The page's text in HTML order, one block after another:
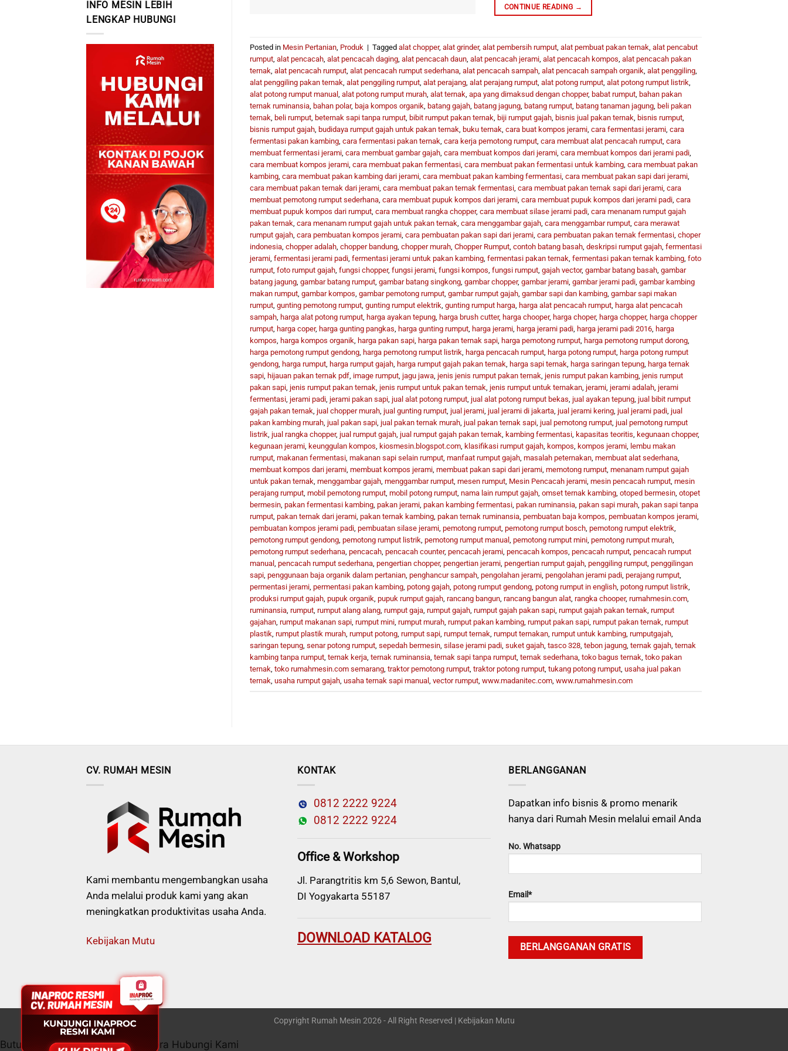
INFO MESIN LEBIH
LENGKAP HUBUNGI
CONTINUE READING →
Posted in Mesin Pertanian, Produk | Tagged alat chopper, alat grinder, alat pembersih rumput, alat pembuat pakan ternak alat pencabut
rumput, alat pencacah, alat pencacah daging, alat pencacah daun, alat pencacah jerami, alat pencacah kompos alat pencacah pakan
ternak alat pencacah rumput, alat pencacah rumput sederhana, alat pencacah sampah, alat pencacah sampah organik alat penggiling,
alat penggiling pakan ternak alat penggiling rumput, alat perajang, alat perajang rumput, alat potong rumput, alat potong rumput listrik
alat potong rumput manual, alat potong rumput murah, alat ternak apa yang dimaksud dengan chopper, babat rumput, bahan pakan
ternak ruminansia, bahan polar, baja kompos organik batang gajah, batang jagung, batang rumput, batang tanaman jagung, beli pakan
ternak beli rumput, beternak sapi tanpa rumput, bibit rumput pakan ternak biji rumput gajah, bisnis jual pakan ternak bisnis rumput,
bisnis rumput gajah, budidaya rumput gajah untuk pakan ternak buku ternak cara buat kompos jerami, cara fermentasi jerami, cara
fermentasi pakan kambing, cara fermentasi pakan ternak cara kerja pemotong rumput, cara membuat alat pencacah rumput, cara
membuat fermentasi jerami, cara membuat gambar gajah, cara membuat kompos dari jerami, cara membuat kompos dari jerami padi,
cara membuat kompos jerami, cara membuat pakan fermentasi, cara membuat pakan fermentasi untuk kambing, cara membuat pakan
kambing, cara membuat pakan kambing dari jerami, cara membuat pakan kambing fermentasi, cara membuat pakan sapi dari jerami,
cara membuat pakan ternak dari jerami, cara membuat pakan ternak fermentasi, cara membuat pakan ternak sapi dari jerami, cara
membuat pemotong rumput sederhana, cara membuat pupuk kompos dari jerami, cara membuat pupuk kompos dari jerami padi, cara
membuat pupuk kompos dari rumput, cara membuat rangka chopper, cara membuat silase jerami padi, cara menanam rumput gajah
pakan ternak cara menanam rumput gajah untuk pakan ternak cara menggambar gajah, cara menggambar rumput, cara merawat
rumput gajah, cara pembuatan kompos jerami, cara pembuatan pakan sapi dari jerami, cara pembuatan pakan ternak fermentasi, choper
indonesia, chopper adalah, chopper bandung, chopper murah, Chopper Rumput, contoh batang basah, deskripsi rumput gajah, fermentasi
jerami, fermentasi jerami padi, fermentasi jerami untuk pakan kambing, fermentasi pakan ternak fermentasi pakan ternak kambing, foto
rumput, foto rumput gajah, fungsi chopper, fungsi jerami, fungsi kompos fungsi rumput, gajah vector, gambar batang basah, gambar
batang jagung, gambar batang rumput, gambar batang singkong, gambar chopper, gambar jerami, gambar jerami padi, gambar kambing
makan rumput, gambar kompos gambar pemotong rumput, gambar rumput gajah, gambar sapi dan kambing, gambar sapi makan
rumput, gunting pemotong rumput, gunting rumput elektrik gunting rumput harga, harga alat pencacah rumput, harga alat pencacah
sampah, harga alat potong rumput, harga ayakan tepung, harga brush cutter, harga chooper, harga choper, harga chopper, harga chopper
rumput, harga coper, harga gunting pangkas harga gunting rumput, harga jerami, harga jerami padi, harga jerami padi 2016, harga
kompos harga kompos organik harga pakan sapi, harga pakan ternak sapi, harga pemotong rumput, harga pemotong rumput dorong,
harga pemotong rumput gendong, harga pemotong rumput listrik harga pencacah rumput, harga potong rumput, harga potong rumput
gendong, harga rumput, harga rumput gajah, harga rumput gajah pakan ternak harga sapi ternak harga saringan tepung, harga ternak
sapi, hijauan pakan ternak pdf, image rumput, jagu jawa, jenis jenis rumput pakan ternak jenis rumput pakan kambing, jenis rumput
pakan sapi, jenis rumput pakan ternak jenis rumput untuk pakan ternak jenis rumput untuk ternakan, jerami, jerami adalah, jerami
fermentasi, jerami padi, jerami pakan sapi, jual alat potong rumput, jual alat potong rumput bekas jual ayakan tepung, jual bibit rumput
gajah pakan ternak jual chopper murah, jual gunting rumput, jual jerami, jual jerami di jakarta, jual jerami kering, jual jerami padi, jual
pakan kambing murah, jual pakan sapi, jual pakan ternak murah, jual pakan ternak sapi, jual pemotong rumput, jual pemotong rumput
listrik jual rangka chopper, jual rumput gajah, jual rumput gajah pakan ternak kambing fermentasi, kapasitas teoritis kegunaan chopper,
kegunaan jerami, keunggulan kompos kiosmesin.blogspot.com, klasifikasi rumput gajah, kompos kompos jerami, lembu makan
rumput, makanan fermentasi, makanan sapi selain rumput, manfaat rumput gajah, masalah peternakan, membuat alat sederhana,
membuat kompos dari jerami, membuat kompos jerami, membuat pakan sapi dari jerami, memotong rumput, menanam rumput gajah
untuk pakan ternak menggambar gajah, menggambar rumput, mesen rumput, Mesin Pencacah jerami, mesin pencacah rumput, mesin
perajang rumput, mobil pemotong rumput, mobil potong rumput, nama lain rumput gajah, omset ternak kambing, otoped bermesin, otopet
bermesin, pakan fermentasi kambing, pakan jerami, pakan kambing fermentasi, pakan ruminansia, pakan sapi murah, pakan sapi tanpa
rumput, pakan ternak dari jerami, pakan ternak kambing, pakan ternak ruminansia, pembuatan baja kompos pembuatan kompos jerami,
pembuatan kompos jerami padi, pembuatan silase jerami, pemotong rumput, pemotong rumput bosch, pemotong rumput elektrik
pemotong rumput gendong, pemotong rumput listrik pemotong rumput manual, pemotong rumput mini, pemotong rumput murah,
pemotong rumput sederhana, pencacah, pencacah counter, pencacah jerami, pencacah kompos pencacah rumput, pencacah rumput
manual, pencacah rumput sederhana, pengertian chopper, pengertian jerami, pengertian rumput gajah, penggiling rumput, penggilingan
sapi, penggunaan baja organik dalam pertanian, penghancur sampah, pengolahan jerami, pengolahan jerami padi, perajang rumput,
permentasi jerami, permentasi pakan kambing, potong gajah, potong rumput gendong, potong rumput in english, potong rumput listrik
produksi rumput gajah, pupuk organik pupuk rumput gajah, rancang bangun, rancang bangun alat, rangka chooper, rumahmesin.com,
ruminansia, rumput, rumput alang alang, rumput gaja, rumput gajah, rumput gajah pakan sapi, rumput gajah pakan ternak rumput
gajahan, rumput makanan sapi, rumput mini, rumput murah, rumput pakan kambing, rumput pakan sapi, rumput pakan ternak rumput
plastik rumput plastik murah, rumput potong, rumput sapi, rumput ternak rumput ternakan, rumput untuk kambing, rumputgajah,
saringan tepung, senar potong rumput, sepedah bermesin, silase jerami padi, suket gajah, tasco 328, tebon jagung, ternak gajah, ternak
kambing tanpa rumput, ternak kerja, ternak ruminansia, ternak sapi tanpa rumput, ternak sederhana, toko bagus ternak toko pakan
ternak toko rumahmesin.com semarang, traktor pemotong rumput, traktor potong rumput, tukang potong rumput, usaha jual pakan
ternak usaha rumput gajah, usaha ternak sapi manual, vector rumput, www.madanitec.com, www.rumahmesin.com
CV. RUMAH MESIN
Kami membantu mengembangkan usaha
Anda melalui produk kami yang akan
meningkatkan produktivitas usaha Anda.
Kebijakan Mutu
KONTAK
0812 2222 9224
0812 2222 9224
Office & Workshop
Jl. Parangtritis km 5,6 Sewon, Bantul,
DI Yogyakarta 55187
DOWNLOAD KATALOG
BERLANGGANAN
Dapatkan info bisnis & promo menarik
hanya dari Rumah Mesin melalui email Anda
No. Whatsapp
Email*
Copyright Rumah Mesin 2026 - All Right Reserved | Kebijakan Mutu
Butuh bantuan / konsultasi? Segera Hubungi Kami